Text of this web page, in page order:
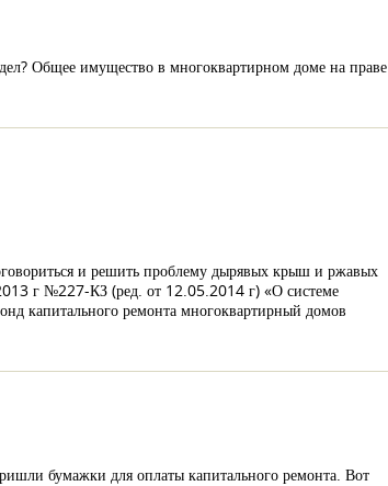
Общее имущество в многоквартирном доме на праве
и решить проблему дырявых крыш и ржавых
г №227-КЗ (ред. от 12.05.2014 г) «О системе
капитального ремонта многоквартирный домов
бумажки для оплаты капитального ремонта. Вот